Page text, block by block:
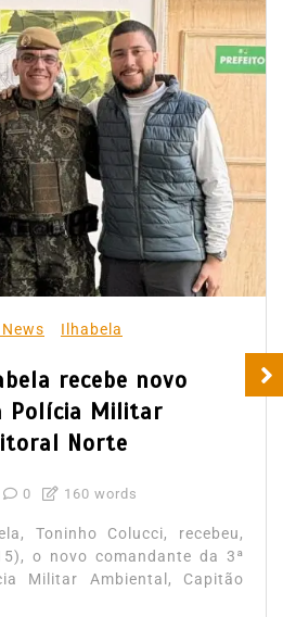
Ilhabela
recebe novo
Polícia Militar
Norte
0 160 words
Toninho Colucci, recebeu,
o novo comandante da 3ª
Militar Ambiental, Capitão